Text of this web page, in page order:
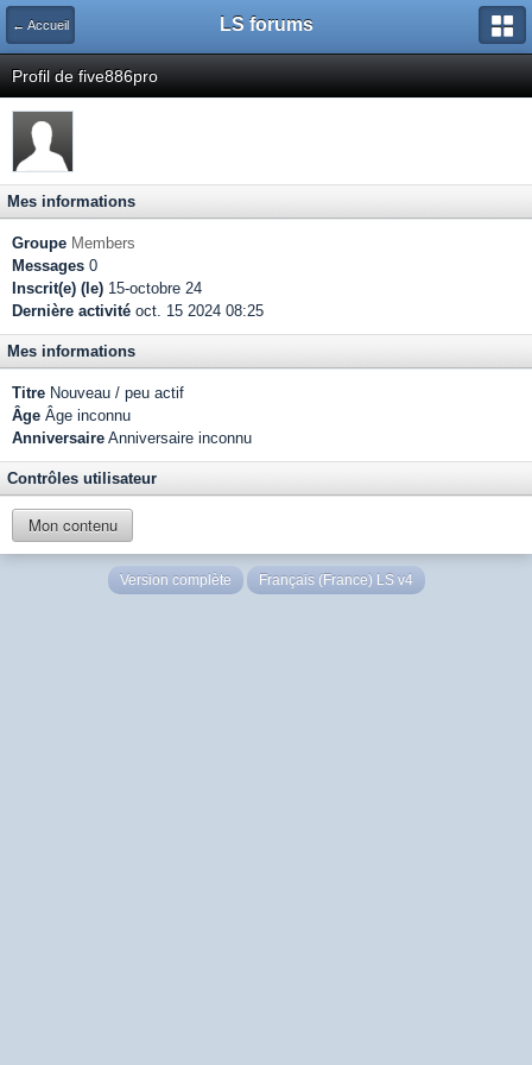
← Accueil LS forums
Profil de five886pro
Mes informations
Groupe Members
Messages 0
Inscrit(e) (le) 15-octobre 24
Dernière activité oct. 15 2024 08:25
Mes informations
Titre Nouveau / peu actif
Âge Âge inconnu
Anniversaire Anniversaire inconnu
Contrôles utilisateur
Mon contenu
Version complète Français (France) LS v4